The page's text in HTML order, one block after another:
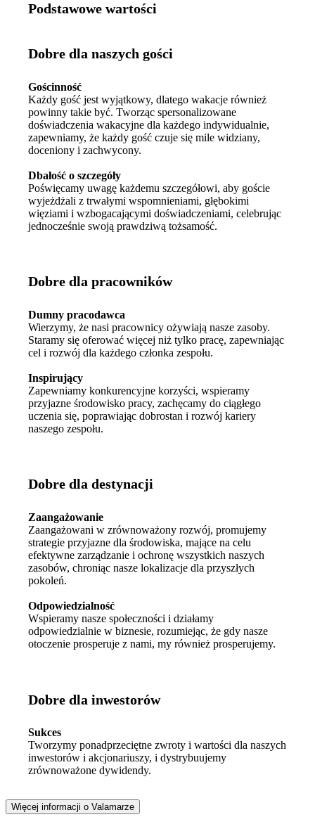
Podstawowe wartości
Dobre dla naszych gości
Gościnność
Każdy gość jest wyjątkowy, dlatego wakacje również
powinny takie być. Tworząc spersonalizowane
doświadczenia wakacyjne dla każdego indywidualnie,
zapewniamy, że każdy gość czuje się mile widziany,
doceniony i zachwycony.
Dbałość o szczegóły
Poświęcamy uwagę każdemu szczegółowi, aby goście
wyjeżdżali z trwałymi wspomnieniami, głębokimi
więziami i wzbogacającymi doświadczeniami, celebrując
jednocześnie swoją prawdziwą tożsamość.
Dobre dla pracowników
Dumny pracodawca
Wierzymy, że nasi pracownicy ożywiają nasze zasoby.
Staramy się oferować więcej niż tylko pracę, zapewniając
cel i rozwój dla każdego członka zespołu.
Inspirujący
Zapewniamy konkurencyjne korzyści, wspieramy
przyjazne środowisko pracy, zachęcamy do ciągłego
uczenia się, poprawiając dobrostan i rozwój kariery
naszego zespołu.
Dobre dla destynacji
Zaangażowanie
Zaangażowani w zrównoważony rozwój, promujemy
strategie przyjazne dla środowiska, mające na celu
efektywne zarządzanie i ochronę wszystkich naszych
zasobów, chroniąc nasze lokalizacje dla przyszłych
pokoleń.
Odpowiedzialność
Wspieramy nasze społeczności i działamy
odpowiedzialnie w biznesie, rozumiejąc, że gdy nasze
otoczenie prosperuje z nami, my również prosperujemy.
Dobre dla inwestorów
Sukces
Tworzymy ponadprzeciętne zwroty i wartości dla naszych
inwestorów i akcjonariuszy, i dystrybuujemy
zrównoważone dywidendy.
Więcej informacji o Valamarze